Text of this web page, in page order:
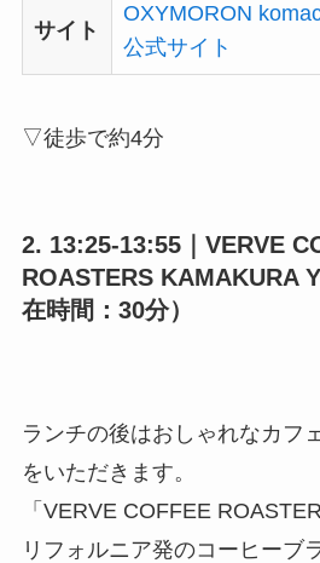
サイト
OXYMORON
公式サイト
▽徒歩で約4分
2. 13:25-13:55｜VERVE
ROASTERS KAMAKURA
在時間：30分）
ランチの後はおしゃれなカフ
をいただきます。
「VERVE COFFEE
リフォルニア発のコーヒーブ